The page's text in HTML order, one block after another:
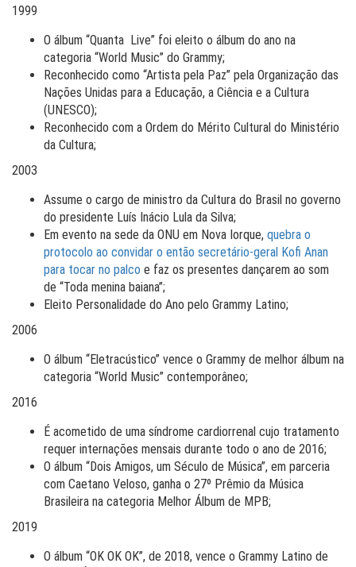
1999
O álbum “Quanta Live” foi eleito o álbum do ano na
categoria “World Music” do Grammy;
Reconhecido como “Artista pela Paz” pela Organização das
Nações Unidas para a Educação, a Ciência e a Cultura
(UNESCO);
Reconhecido com a Ordem do Mérito Cultural do Ministério
da Cultura;
2003
Assume o cargo de ministro da Cultura do Brasil no governo
do presidente Luís Inácio Lula da Silva;
Em evento na sede da ONU em Nova Iorque, quebra o
protocolo ao convidar o então secretário-geral Kofi Anan
para tocar no palco e faz os presentes dançarem ao som
de “Toda menina baiana”;
Eleito Personalidade do Ano pelo Grammy Latino;
2006
O álbum “Eletracústico” vence o Grammy de melhor álbum na
categoria “World Music” contemporâneo;
2016
É acometido de uma síndrome cardiorrenal cujo tratamento
requer internações mensais durante todo o ano de 2016;
O álbum “Dois Amigos, um Século de Música”, em parceria
com Caetano Veloso, ganha o 27º Prêmio da Música
Brasileira na categoria Melhor Álbum de MPB;
2019
O álbum “OK OK OK”, de 2018, vence o Grammy Latino de